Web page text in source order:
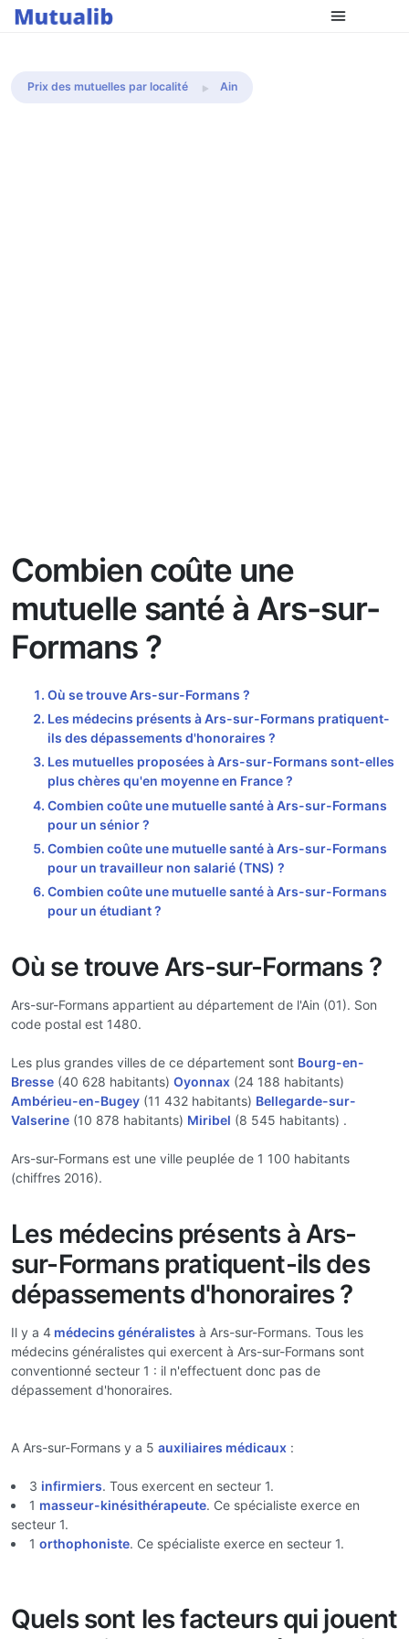
Comparer les mutuelles
Prix des mutuelles par localité Ain
Combien coûte une
mutuelle santé à Ars-sur-
Formans ?
Où se trouve Ars-sur-Formans ?
Les médecins présents à Ars-sur-Formans pratiquent-
ils des dépassements d'honoraires ?
Les mutuelles proposées à Ars-sur-Formans sont-elles
plus chères qu'en moyenne en France ?
Combien coûte une mutuelle santé à Ars-sur-Formans
pour un sénior ?
Combien coûte une mutuelle santé à Ars-sur-Formans
pour un travailleur non salarié (TNS) ?
Combien coûte une mutuelle santé à Ars-sur-Formans
pour un étudiant ?
Où se trouve Ars-sur-Formans ?
Ars-sur-Formans appartient au département de l'Ain (01). Son
code postal est 1480.
Les plus grandes villes de ce département sont Bourg-en-
Bresse (40 628 habitants) Oyonnax (24 188 habitants)
Ambérieu-en-Bugey (11 432 habitants) Bellegarde-sur-
Valserine (10 878 habitants) Miribel (8 545 habitants) .
Ars-sur-Formans est une ville peuplée de 1 100 habitants
(chiffres 2016).
Les médecins présents à Ars-
sur-Formans pratiquent-ils des
dépassements d'honoraires ?
Il y a 4 médecins généralistes à Ars-sur-Formans. Tous les
médecins généralistes qui exercent à Ars-sur-Formans sont
conventionné secteur 1 : il n'effectuent donc pas de
dépassement d'honoraires.
A Ars-sur-Formans y a 5 auxiliaires médicaux :
3 infirmiers. Tous exercent en secteur 1.
1 masseur-kinésithérapeute. Ce spécialiste exerce en
secteur 1.
1 orthophoniste. Ce spécialiste exerce en secteur 1.
Quels sont les facteurs qui jouent